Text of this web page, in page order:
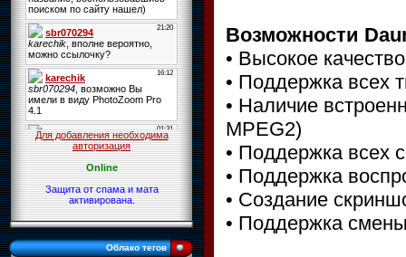
Для добавления необходима
авторизация
Online
Защита от спама и мата
активирована.
Облако тегов
Возможности
• Высокое
• Поддержка всех
• Наличие
MPEG2)
• Поддержка всех
• Поддержка
• Создание
• Поддержка